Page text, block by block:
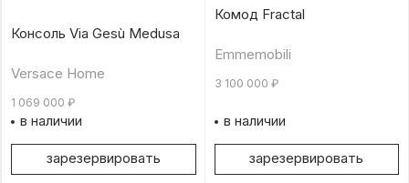
Консоль Via Gesù Medusa
Versace Home
1 069 000 ₽
в наличии
зарезервировать
Комод Fractal
Emmemobili
3 100 000 ₽
в наличии
зарезервировать